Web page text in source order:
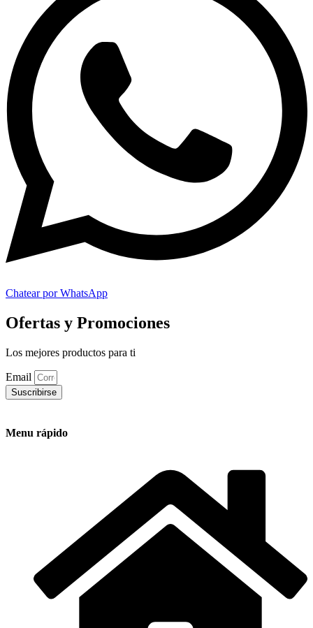
Chatear por WhatsApp
Ofertas y Promociones
Los mejores productos para ti
Email
Suscribirse
Menu rápido